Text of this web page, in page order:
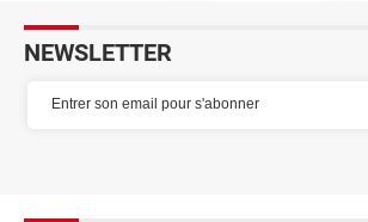
NEWSLETTER